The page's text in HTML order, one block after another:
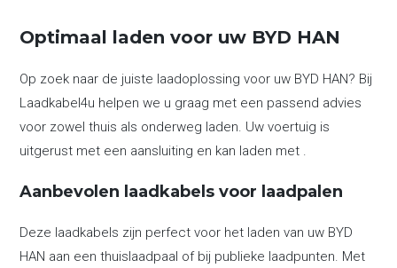
Optimaal laden voor uw BYD HAN
Op zoek naar de juiste laadoplossing voor uw BYD HAN? Bij
Laadkabel4u helpen we u graag met een passend advies
voor zowel thuis als onderweg laden. Uw voertuig is
uitgerust met een aansluiting en kan laden met .
Aanbevolen laadkabels voor laadpalen
Deze laadkabels zijn perfect voor het laden van uw BYD
HAN aan een thuislaadpaal of bij publieke laadpunten. Met